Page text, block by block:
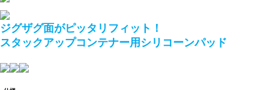
ジグザグ面がピッタリフィット！
スタックアップコンテナー用シリコーンパッド